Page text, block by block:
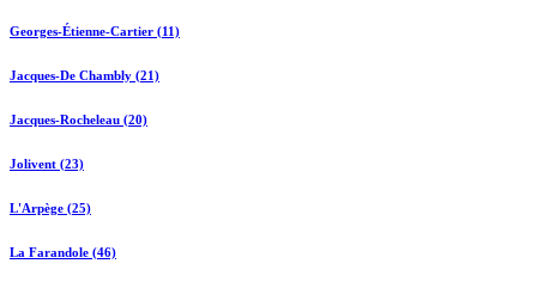
Georges-Étienne-Cartier (11)
Jacques-De Chambly (21)
Jacques-Rocheleau (20)
Jolivent (23)
L'Arpège (25)
La Farandole (46)